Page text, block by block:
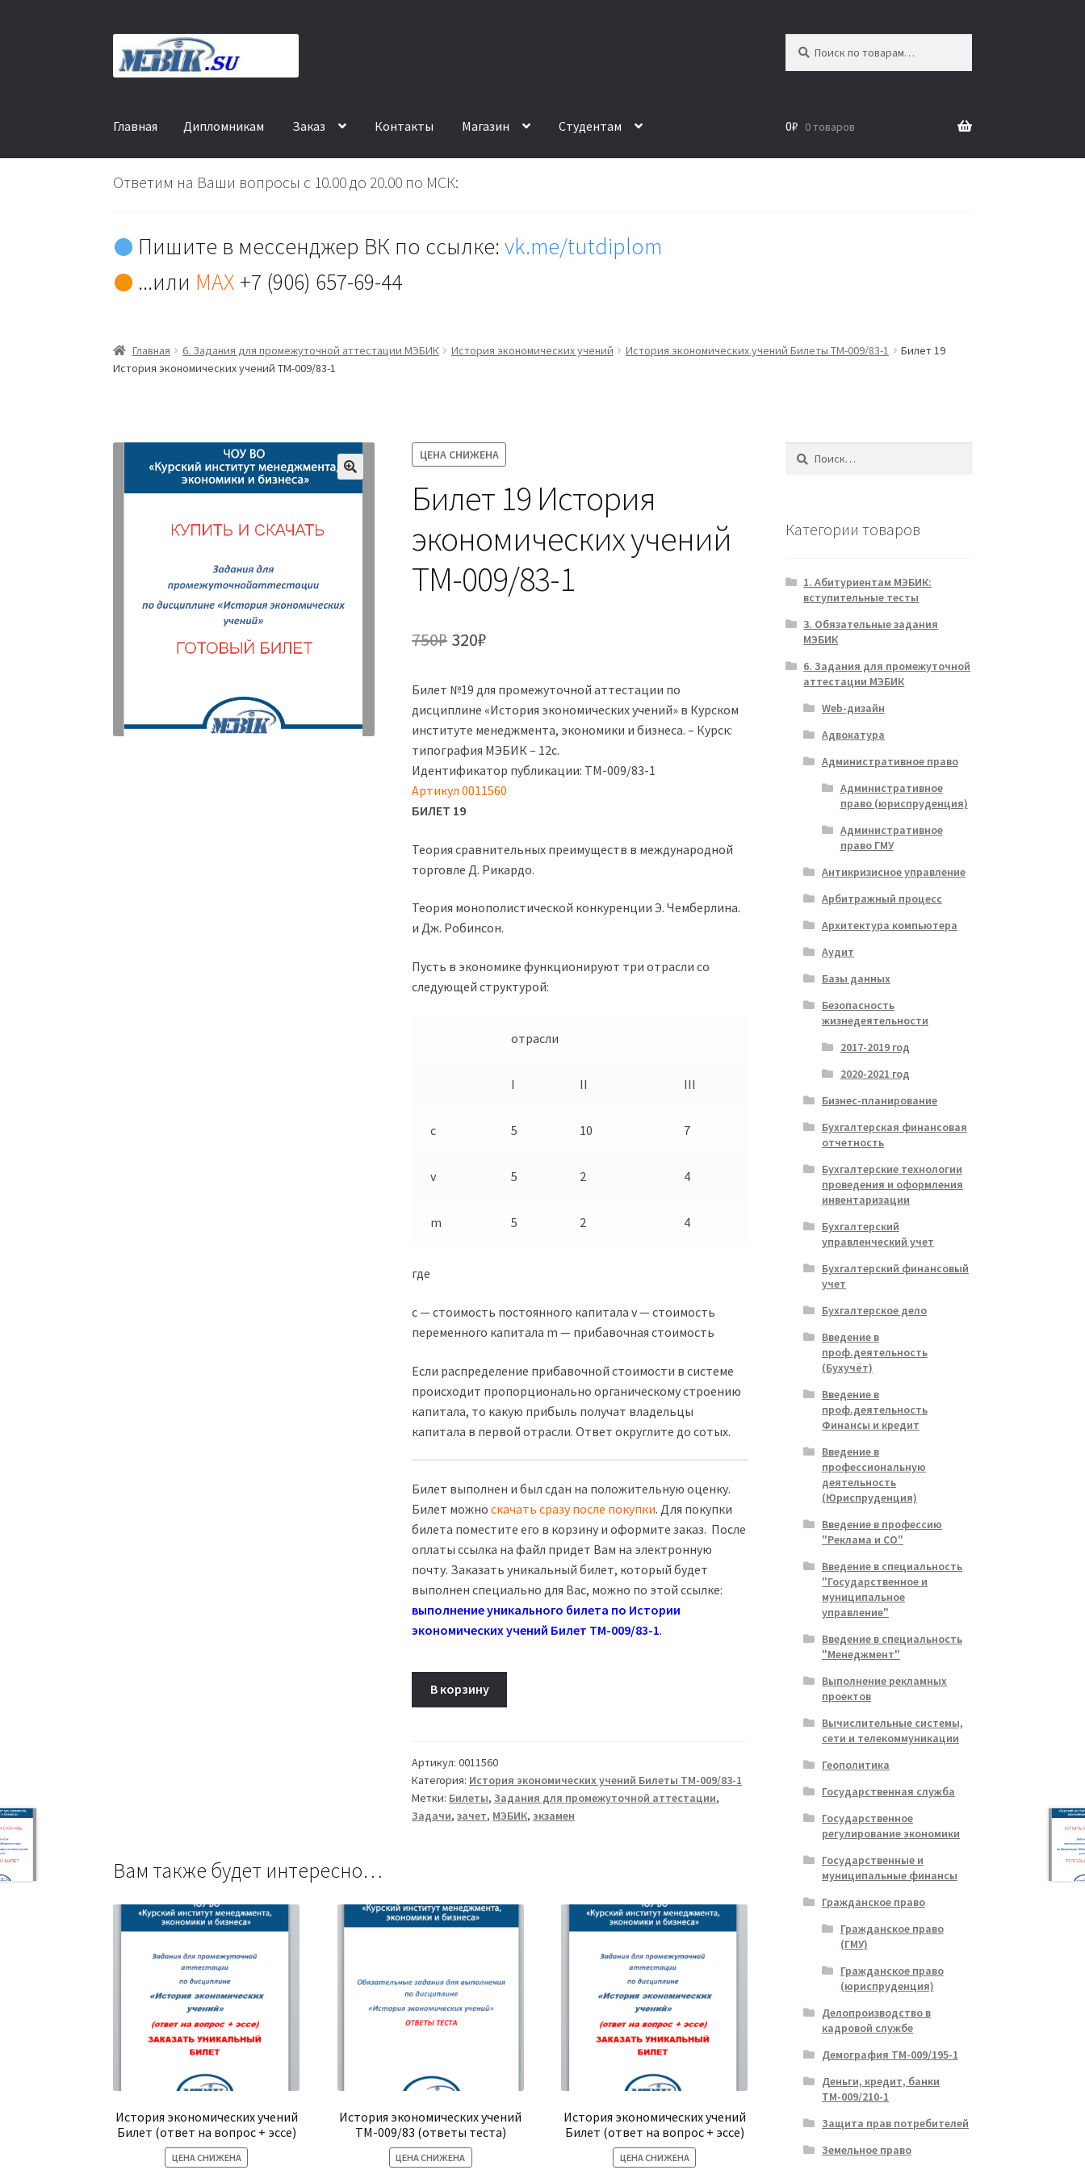
Перейти
навигации
Перейти
содержимому
Главная Дипломникам Заказ Контакты Магазин Студентам 0₽ 0 товаров
Ответим на Ваши вопросы с 10.00 до 20.00 по МСК:
Пишите в мессенджер ВК по ссылке:vk.me/tutdiplom
...или MAX +7 (906) 657-69-44
Главная 6. Задания для промежуточной аттестации МЭБИК История экономических учений История экономических учений Билеты ТМ-009/83-1
Билет 19
История экономических учений ТМ-009/83-1
ЦЕНА СНИЖЕНА
Билет 19 История
экономических учений
ТМ-009/83-1
750₽ Первоначальная
составляла
750₽.
320₽
320₽.
Билет №19 для промежуточной аттестации по
дисциплине «История экономических учений» в Курском
институте менеджмента, экономики и бизнеса. – Курск:
типография МЭБИК – 12с.
Идентификатор публикации: ТМ-009/83-1
Артикул 0011560
БИЛЕТ 19
Теория сравнительных преимуществ в международной
торговле Д. Рикардо.
Теория монополистической конкуренции Э. Чемберлина.
и Дж. Робинсон.
Пусть в экономике функционируют три отрасли со
следующей структурой:
отрасли
I II III
c 5 10 7
v 5 2 4
m 5 2 4
где
c — стоимость постоянного капитала v — стоимость
переменного капитала m — прибавочная стоимость
Если распределение прибавочной стоимости в системе
происходит пропорционально органическому строению
капитала, то какую прибыль получат владельцы
капитала в первой отрасли. Ответ округлите до сотых.
Билет выполнен и был сдан на положительную оценку.
Билет можноскачать сразу после покупки. Для покупки
билета поместите его в корзину и оформите заказ. После
оплаты ссылка на файл придет Вам на электронную
почту. Заказать уникальный билет, который будет
выполнен специально для Вас, можно по этой ссылке:
выполнение уникального билета по Истории
экономических учений Билет ТМ-009/83-1.
История
экономических
учений
ТМ-009/83-
В корзину
Артикул:0011560
Категория: История экономических учений Билеты ТМ-009/83-1
Метки: Билеты,Задания для промежуточной аттестации,
Задачи,зачет, МЭБИК, экзамен
Вам также будет интересно…
История экономических учений
Билет (ответ на вопрос + эссе)
ЦЕНА СНИЖЕНА
История экономических учений
ТМ-009/83 (ответы теста)
ЦЕНА СНИЖЕНА
История экономических учений
Билет (ответ на вопрос + эссе)
ЦЕНА СНИЖЕНА
Найти:
Категории товаров
1. Абитуриентам МЭБИК:
вступительные тесты
3. Обязательные задания
МЭБИК
6. Задания для промежуточной
аттестации МЭБИК
Web-дизайн
Адвокатура
Административное право
Административное
право (юриспруденция)
Административное
право ГМУ
Антикризисное управление
Арбитражный процесс
Архитектура компьютера
Аудит
Базы данных
Безопасность
жизнедеятельности
2017-2019 год
2020-2021 год
Бизнес-планирование
Бухгалтерская финансовая
отчетность
Бухгалтерские технологии
проведения и оформления
инвентаризации
Бухгалтерский
управленческий учет
Бухгалтерский финансовый
учет
Бухгалтерское дело
Введение в
проф.деятельность
(Бухучёт)
Введение в
проф.деятельность
Финансы и кредит
Введение в
профессиональную
деятельность
(Юриспруденция)
Введение в профессию
"Реклама и СО"
Введение в специальность
"Государственное и
муниципальное
управление"
Введение в специальность
"Менеджмент"
Выполнение рекламных
проектов
Вычислительные системы,
сети и телекоммуникации
Геополитика
Государственная служба
Государственное
регулирование экономики
Государственные и
муниципальные финансы
Гражданское право
Гражданское право
(ГМУ)
Гражданское право
(юриспруденция)
Делопроизводство в
кадровой службе
Демография ТМ-009/195-1
Деньги, кредит, банки
ТМ-009/210-1
Защита прав потребителей
Земельное право